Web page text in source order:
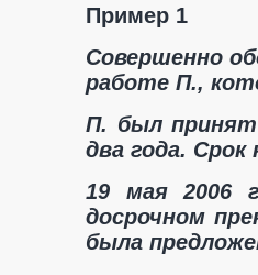
Пример 1
Совершенно
работе П.,
П. был принят
два года.
19 мая 2006
досрочном
была